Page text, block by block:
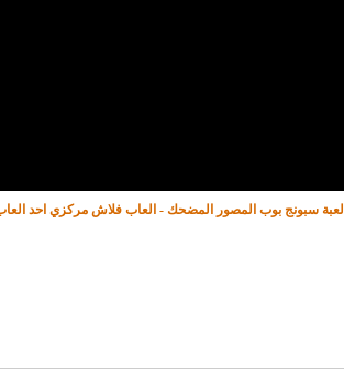
لعبة سبونج بوب المصور المضحك - العاب فلاش مركزي احد